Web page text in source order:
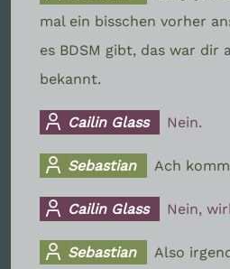
mal ein bisschen vorher
es BDSM gibt, das war dir
bekannt.
Cailin Glass Nein.
Sebastian Ach
Cailin Glass Nein,
Sebastian
Also